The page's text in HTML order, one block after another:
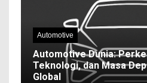
Automotive
Automotive Dunia:
Teknologi, dan Masa
Global